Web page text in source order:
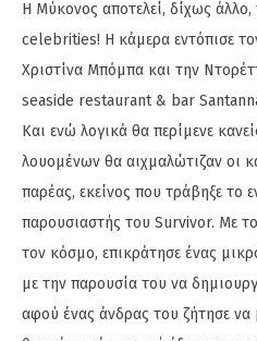
H Μύκονος αποτελεί, δίχως
celebrities! Η κάμερα εντόπισε
Χριστίνα Μπόμπα και την
seaside restaurant & bar
Και ενώ λογικά θα περίμενε
λουομένων θα αιχμαλώτιζαν οι
παρέας, εκείνος που τράβηξε το
παρουσιαστής του Survivor. Με
τον κόσμο, επικράτησε ένας
με την παρουσία του να
αφού ένας άνδρας του ζήτησε